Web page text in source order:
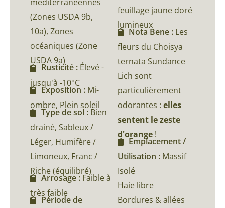
(Zones USDA 9b,
10a), Zones
océaniques (Zone
USDA 9a)
Rusticité : Élevé -
jusqu'à -10°C
Exposition : Mi-
ombre, Plein soleil
Type de sol : Bien
drainé, Sableux /
Léger, Humifère /
Limoneux, Franc /
Riche (équilibré)
Arrosage : Faible à
très faible
Période de
feuillage jaune doré
lumineux
Nota Bene : Les
fleurs du Choisya
ternata Sundance
Lich sont
particulièrement
odorantes : elles
sentent le zeste
d'orange !
Emplacement /
Utilisation : Massif
Isolé
Haie libre
Bordures & allées